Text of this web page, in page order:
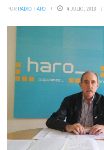
POR RADIO HARO 4 JULIO, 2016